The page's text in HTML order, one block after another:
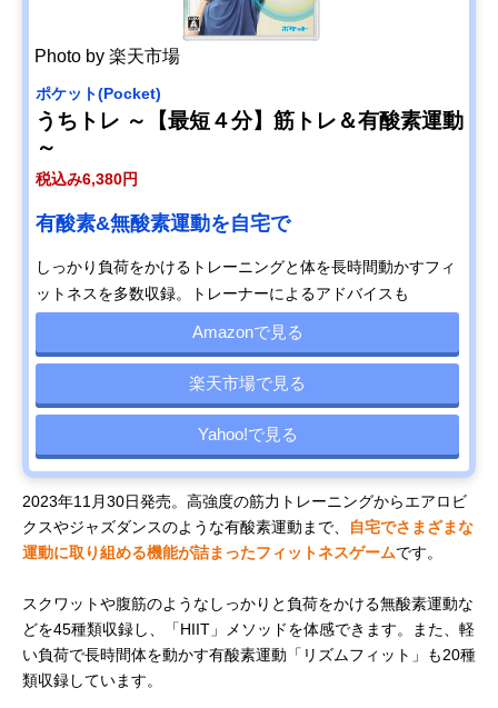
Photo by 楽天市場
ポケット(Pocket)
うちトレ ～【最短４分】筋トレ＆有酸素運動
～
税込み6,380円
有酸素&無酸素運動を自宅で
しっかり負荷をかけるトレーニングと体を長時間動かすフィ
ットネスを多数収録。トレーナーによるアドバイスも
Amazonで見る
楽天市場で見る
Yahoo!で見る
2023年11月30日発売。高強度の筋力トレーニングからエアロビ
クスやジャズダンスのような有酸素運動まで、
自宅でさまざまな
運動に取り組める機能が詰まったフィットネスゲームです。
スクワットや腹筋のようなしっかりと負荷をかける無酸素運動な
どを45種類収録し、「HIIT」メソッドを体感できます。また、軽
い負荷で長時間体を動かす有酸素運動「リズムフィット」も20種
類収録しています。